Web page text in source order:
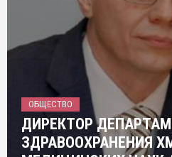
ОБЩЕСТВО
ДИРЕКТОР
ЗДРАВООХРАНЕНИЯ